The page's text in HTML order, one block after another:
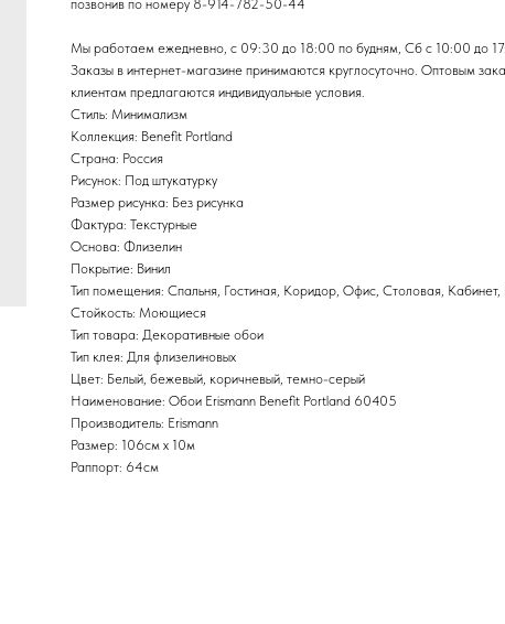
позвонив по номеру 8-914-782-50-44
Мы работаем ежедневно, с 09:30 до 18:00 по будням, Сб с 10:00 до
Заказы в интернет-магазине принимаются круглосуточно. Оптовым
клиентам предлагаются индивидуальные условия.
Стиль: Минимализм
Коллекция: Benefit Portland
Страна: Россия
Рисунок: Под штукатурку
Размер рисунка: Без рисунка
Фактура: Текстурные
Основа: Флизелин
Покрытие: Винил
Тип помещения: Спальня, Гостиная, Коридор, Офис, Столовая,
Стойкость: Моющиеся
Тип товара: Декоративные обои
Тип клея: Для флизелиновых
Цвет: Белый, бежевый, коричневый, темно-серый
Наименование: Обои Erismann Benefit Portland 60405
Производитель: Erismann
Размер: 106см х 10м
Раппорт: 64см